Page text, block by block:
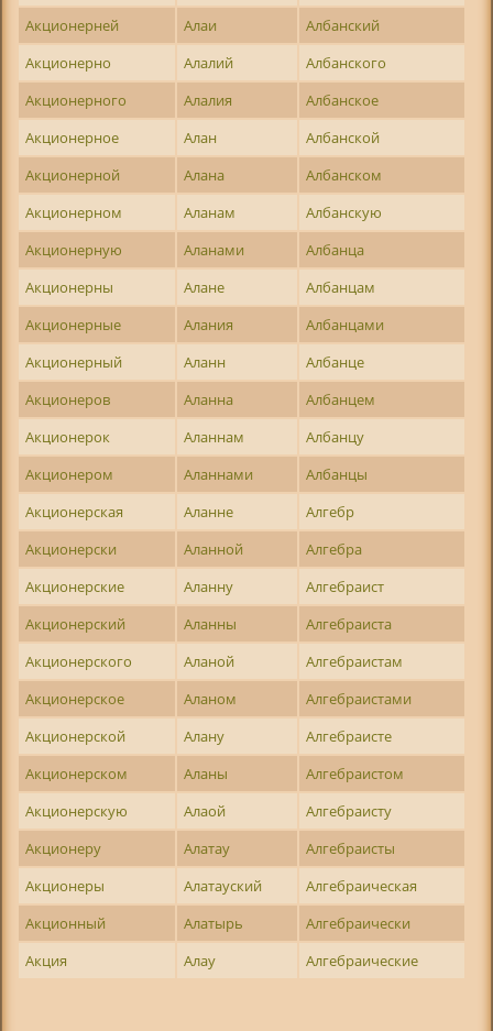
Акционерней
Алаи
Албанский
Акционерно
Алалий
Албанского
Акционерного
Алалия
Албанское
Акционерное
Алан
Албанской
Акционерной
Алана
Албанском
Акционерном
Аланам
Албанскую
Акционерную
Аланами
Албанца
Акционерны
Алане
Албанцам
Акционерные
Алания
Албанцами
Акционерный
Аланн
Албанце
Акционеров
Аланна
Албанцем
Акционерок
Аланнам
Албанцу
Акционером
Аланнами
Албанцы
Акционерская
Аланне
Алгебр
Акционерски
Аланной
Алгебра
Акционерские
Аланну
Алгебраист
Акционерский
Аланны
Алгебраиста
Акционерского
Аланой
Алгебраистам
Акционерское
Аланом
Алгебраистами
Акционерской
Алану
Алгебраисте
Акционерском
Аланы
Алгебраистом
Акционерскую
Алаой
Алгебраисту
Акционеру
Алатау
Алгебраисты
Акционеры
Алатауский
Алгебраическая
Акционный
Алатырь
Алгебраически
Акция
Алау Алгебраические